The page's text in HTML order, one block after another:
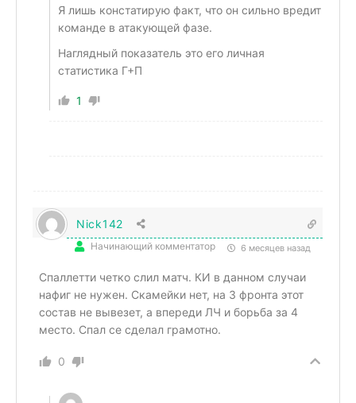
Я лишь констатирую факт, что он сильно вредит
команде в атакующей фазе.
Наглядный показатель это его личная
статистика Г+П
1
Nick142
Начинающий комментатор 6 месяцев назад
Спаллетти четко слил матч. КИ в данном случаи
нафиг не нужен. Скамейки нет, на 3 фронта этот
состав не вывезет, а впереди ЛЧ и борьба за 4
место. Спал се сделал грамотно.
0